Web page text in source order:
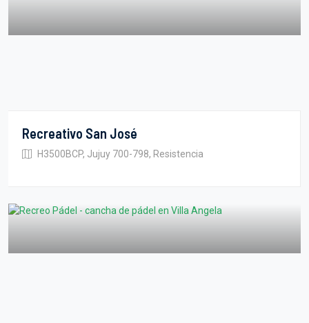
Recreativo San José
H3500BCP, Jujuy 700-798, Resistencia